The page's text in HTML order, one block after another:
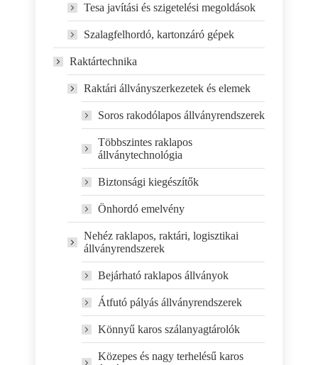
Tesa javítási és szigetelési megoldások
Szalagfelhordó, kartonzáró gépek
Raktártechnika
Raktári állványszerkezetek és elemek
Soros rakodólapos állványrendszerek
Többszintes raklapos
állványtechnológia
Biztonsági kiegészítők
Önhordó emelvény
Nehéz raklapos, raktári, logisztikai
állványrendszerek
Bejárható raklapos állványok
Átfutó pályás állványrendszerek
Könnyű karos szálanyagtárolók
Közepes és nagy terhelésű karos